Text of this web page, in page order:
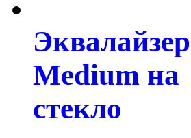
Эквалайзер
Medium на
стекло